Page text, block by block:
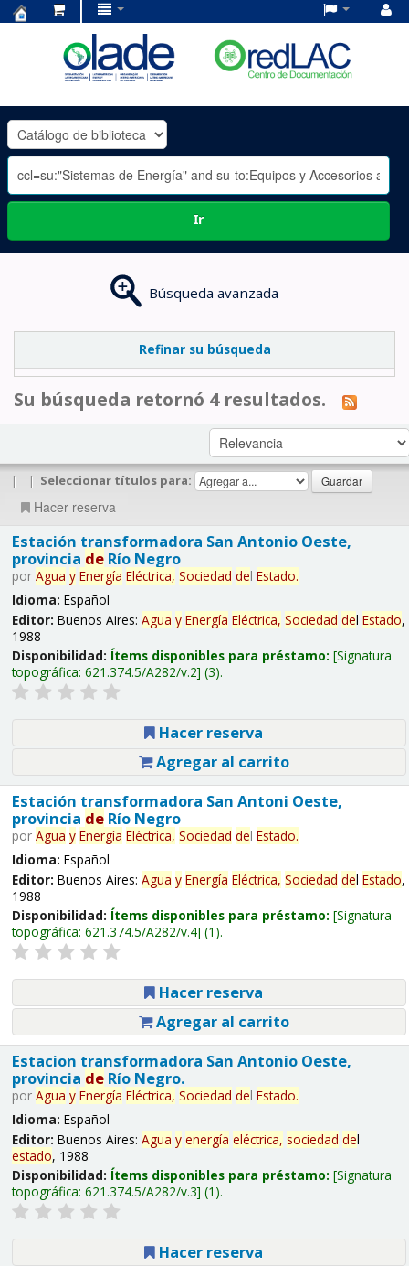
OLADE
-
Ir
Búsqueda avanzada
Refinar su búsqueda
Su búsqueda retornó 4 resultados.
| | Seleccionar títulos para:
Hacer reserva
Estación transformadora San Antonio Oeste,
provincia deRío Negro
por Agua y Energía Eléctrica, Sociedad del Estado.
Idioma: Español
Editor: Buenos Aires: Agua y Energía Eléctrica, Sociedad del Estado,
1988
Disponibilidad: Ítems disponibles para préstamo: Signatura
topográfica: 621.374.5/A282/v.2 (3).
Hacer reserva
Agregar al carrito
Estación transformadora San Antoni Oeste,
provincia deRío Negro
por Agua y Energía Eléctrica, Sociedad del Estado.
Idioma: Español
Editor: Buenos Aires: Agua y Energía Eléctrica, Sociedad del Estado,
1988
Disponibilidad: Ítems disponibles para préstamo: Signatura
topográfica: 621.374.5/A282/v.4 (1).
Hacer reserva
Agregar al carrito
Estacion transformadora San Antonio Oeste,
provincia deRío Negro.
por Agua y Energía Eléctrica, Sociedad del Estado.
Idioma: Español
Editor: Buenos Aires: Agua y energía eléctrica, sociedad del
estado, 1988
Disponibilidad: Ítems disponibles para préstamo: Signatura
topográfica: 621.374.5/A282/v.3 (1).
Hacer reserva